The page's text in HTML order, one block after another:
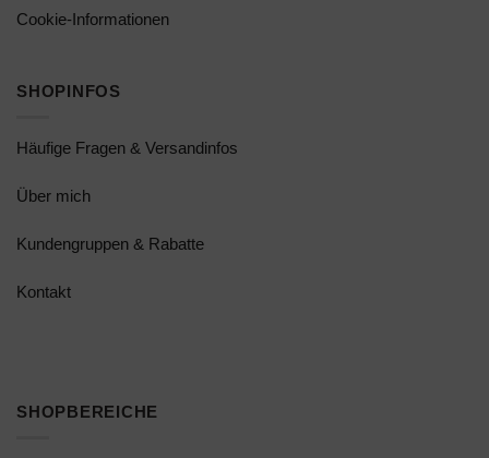
Cookie-Informationen
SHOPINFOS
Häufige Fragen & Versandinfos
Über mich
Kundengruppen & Rabatte
Kontakt
SHOPBEREICHE